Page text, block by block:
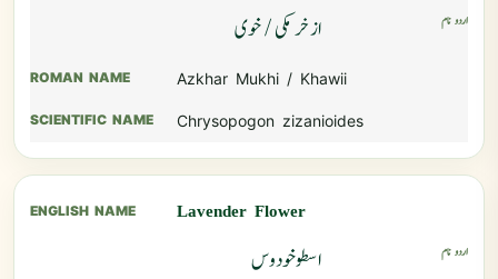
ازخر مکی / خوی
Azkhar Mukhi / Khawii
Chrysopogon zizanioides
Lavender Flower
اسطوخودوس